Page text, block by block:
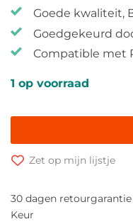
Goede kwaliteit,
Goedgekeurd
Compatible met
1 op voorraad
Zet op mijn lijstje
30 dagen retourgarantie
Keur